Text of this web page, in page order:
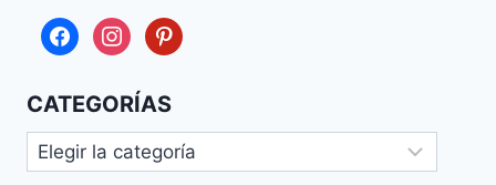
facebookinstagrampinterest
CATEGORÍAS
Categorías